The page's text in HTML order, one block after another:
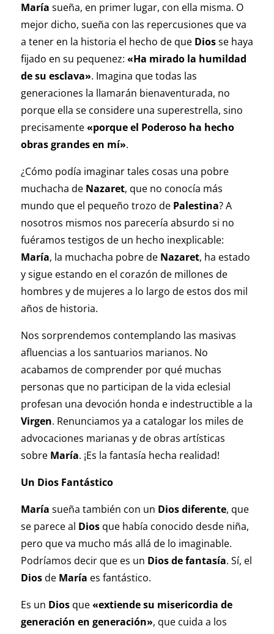
María sueña, en primer lugar, con ella misma. O
mejor dicho, sueña con las repercusiones que va
a tener en la historia el hecho de que Diosse haya
fijado en su pequenez: «Ha mirado la humildad
de su esclava». Imagina que todas las
generaciones la llamarán bienaventurada, no
porque ella se considere una superestrella, sino
precisamente«porque el Poderoso ha hecho
obras grandes en mí».
¿Cómo podía imaginar tales cosas una pobre
muchacha de Nazaret, que no conocía más
mundo que el pequeño trozo de Palestina? A
nosotros mismos nos parecería absurdo si no
fuéramos testigos de un hecho inexplicable:
María, la muchacha pobre de Nazaret, ha estado
y sigue estando en el corazón de millones de
hombres y de mujeres a lo largo de estos dos mil
años de historia.
Nos sorprendemos contemplando las masivas
afluencias a los santuarios marianos. No
acabamos de comprender por qué muchas
personas que no participan de la vida eclesial
profesan una devoción honda e indestructible a la
Virgen. Renunciamos ya a catalogar los miles de
advocaciones marianas y de obras artísticas
sobre María. ¡Es la fantasía hecha realidad!
Un Dios Fantástico
María sueña también con un Dios diferente, que
se parece al Diosque había conocido desde niña,
pero que va mucho más allá de lo imaginable.
Podríamos decir que es un Dios de fantasía. Sí, el
Diosde María es fantástico.
Es un Diosque«extiende su misericordia de
generación en generación», que cuida a los